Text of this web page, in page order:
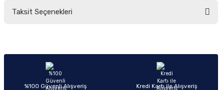
Taksit Seçenekleri
%100 Güvenli Alışveriş Kredi Kartı ile Alışveriş